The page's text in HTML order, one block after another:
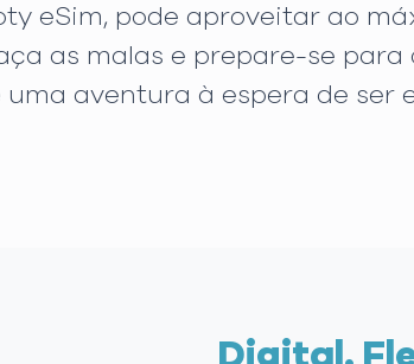
eSim, pode aproveitar ao
as malas e prepare-se
uma aventura à espera de ser
Digital.